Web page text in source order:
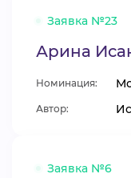
Заявка №23
Арина
Номинация:
Автор:
Заявка №6